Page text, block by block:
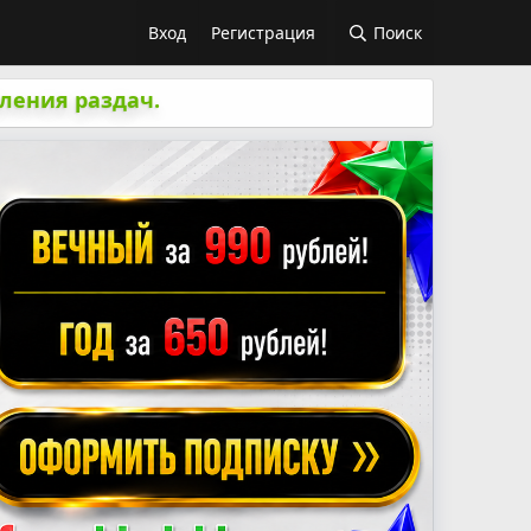
Вход Регистрация Поиск
раздач.